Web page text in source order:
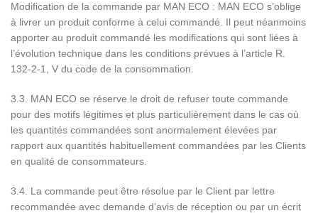
Modification de la commande par MAN ECO : MAN ECO s’oblige
à livrer un produit conforme à celui commandé. Il peut néanmoins
apporter au produit commandé les modifications qui sont liées à
l’évolution technique dans les conditions prévues à l’article R.
132-2-1, V du code de la consommation.
3.3. MAN ECO se réserve le droit de refuser toute commande
pour des motifs légitimes et plus particulièrement dans le cas où
les quantités commandées sont anormalement élevées par
rapport aux quantités habituellement commandées par les Clients
en qualité de consommateurs.
3.4. La commande peut être résolue par le Client par lettre
recommandée avec demande d’avis de réception ou par un écrit